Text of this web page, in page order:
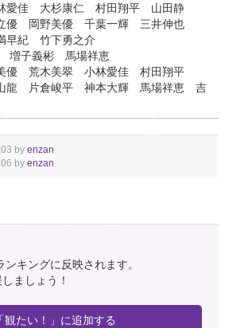
大杉康仁 村田翔平 山田静
野美優 千葉一輝 三井伸也
竹下勇之介
子義彬 馬場祥恵
優 荒木美翠 小林愛佳 村田翔平
倉峻平 神本大輝 馬場祥恵 吉
by enzan
by enzan
キングに反映されます。
ましょう！
「観たい！」に追加する